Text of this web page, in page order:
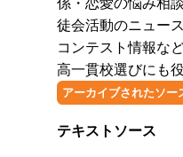
徒会活動のニュー
コンテスト情報な
高一貫校選びにも
アーカイブされたソー
テキストソース